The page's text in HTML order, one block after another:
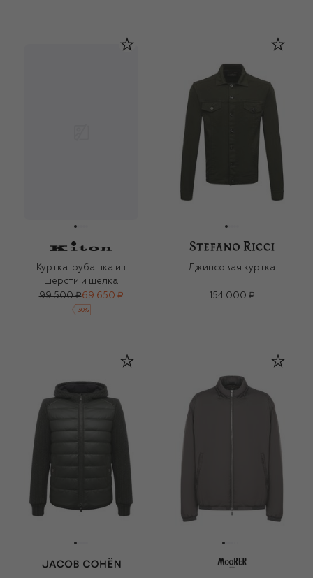
Куртка-рубашка из
шерсти и шелка
99 500 ₽69 650 ₽
-30%
Джинсовая куртка
154 000 ₽